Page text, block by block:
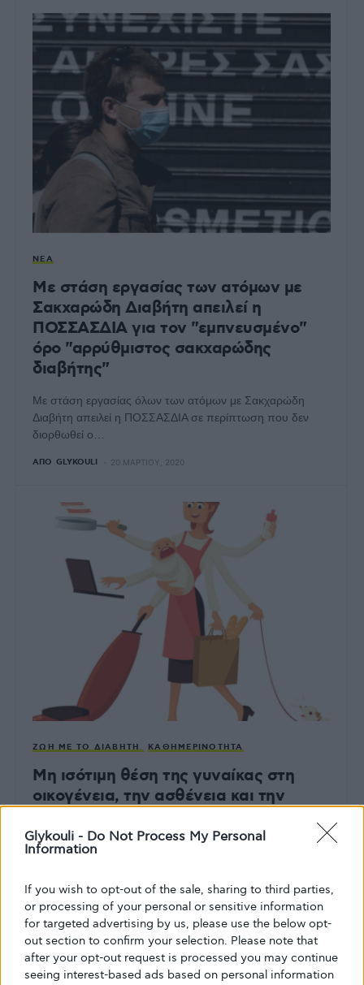
Glykouli - Do Not Process My Personal
Information
If you wish to opt-out of the sale, sharing to third parties,
or processing of your personal or sensitive information
for targeted advertising by us, please use the below opt-
out section to confirm your selection. Please note that
after your opt-out request is processed you may continue
seeing interest-based ads based on personal information
ΝΈΑ
Με στάση εργασίας των ατόμων με
Σακχαρώδη Διαβήτη απειλεί η
ΠΟΣΣΑΣΔΙΑ για τον "εμπνευσμένο"
όρο "αρρύθμιστος σακχαρώδης
διαβήτης"
Με στάση εργασίας όλων των ατόμων με Σακχαρώδη
Διαβήτη απειλεί η ΠΟΣΣΑΣΔΙΑ σε περίπτωση που δεν
διορθωθεί ο…
ΑΠΌ GLYKOULI 20 ΜΑΡΤΊΟΥ, 2020
ΖΩΉ ΜΕ ΤΟ ΔΙΑΒΉΤΗ ΚΑΘΗΜΕΡΙΝΌΤΗΤΑ
Μη ισότιμη θέση της γυναίκας στη
οικογένεια, την ασθένεια και την
καθημερινότητα.
ισότιμα με τα υπόλοιπα μέλη της οικογένειας την οικιακή…
ΑΠΌ GLYKOULI 6 ΙΑΝΟΥΑΡΊΟΥ, 2019